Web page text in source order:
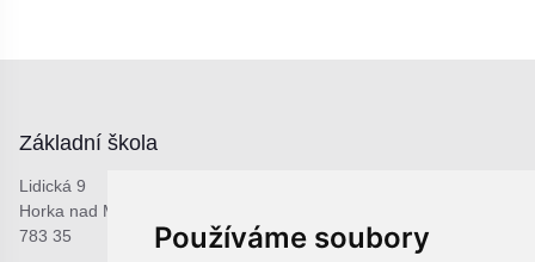
Používáme soubory
Základní škola
Lidická 9
Horka nad Moravou
783 35